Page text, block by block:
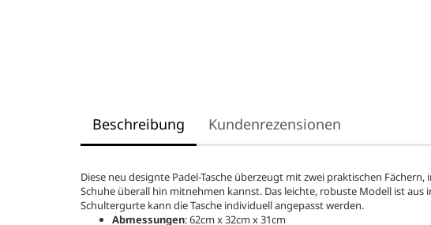
Beschreibung Kundenrezensionen
Diese neu designte Padel-Tasche überzeugt mit zwei praktischen
Schuhe überall hin mitnehmen kannst. Das leichte, robuste Modell ist
Schultergurte kann die Tasche individuell angepasst werden.
Abmessungen: 62cm x 32cm x 31cm